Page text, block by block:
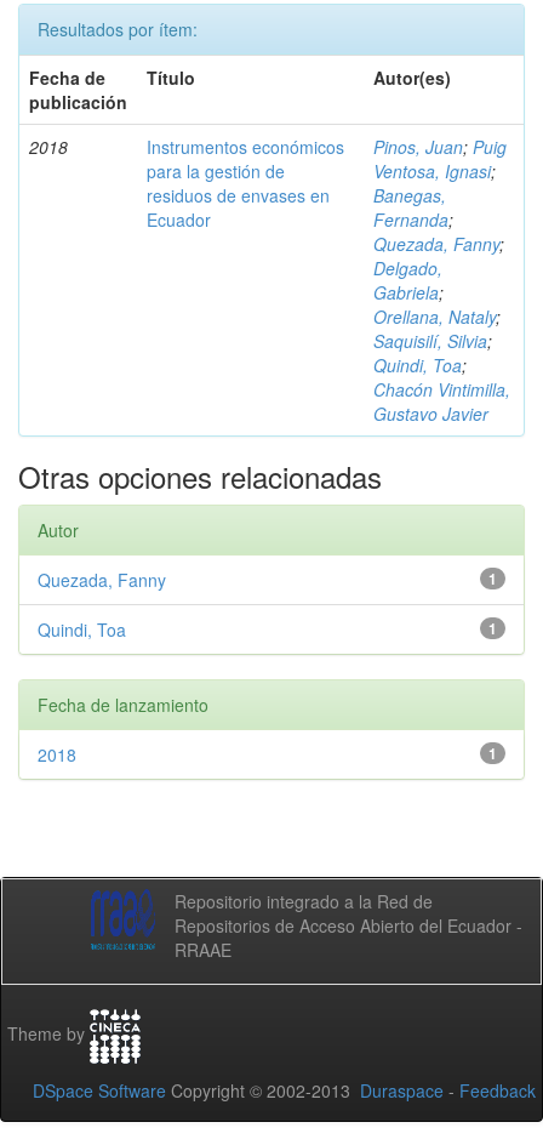
Resultados por ítem:
Fecha de
publicación
Título Autor(es)
2018
Instrumentos económicos
para la gestión de
residuos de envases en
Ecuador
Pinos, Juan; Puig
Ventosa, Ignasi;
Banegas,
Fernanda;
Quezada, Fanny;
Delgado,
Gabriela;
Orellana, Nataly;
Saquisilí, Silvia;
Quindi, Toa;
Chacón Vintimilla,
Gustavo Javier
Otras opciones relacionadas
Autor
1
Quezada, Fanny
1
Quindi, Toa
Fecha de lanzamiento
1
2018
Repositorio integrado a la Red de
Repositorios de Acceso Abierto del Ecuador -
RRAAE
Theme by
DSpace Software Copyright © 2002-2013 Duraspace - Feedback